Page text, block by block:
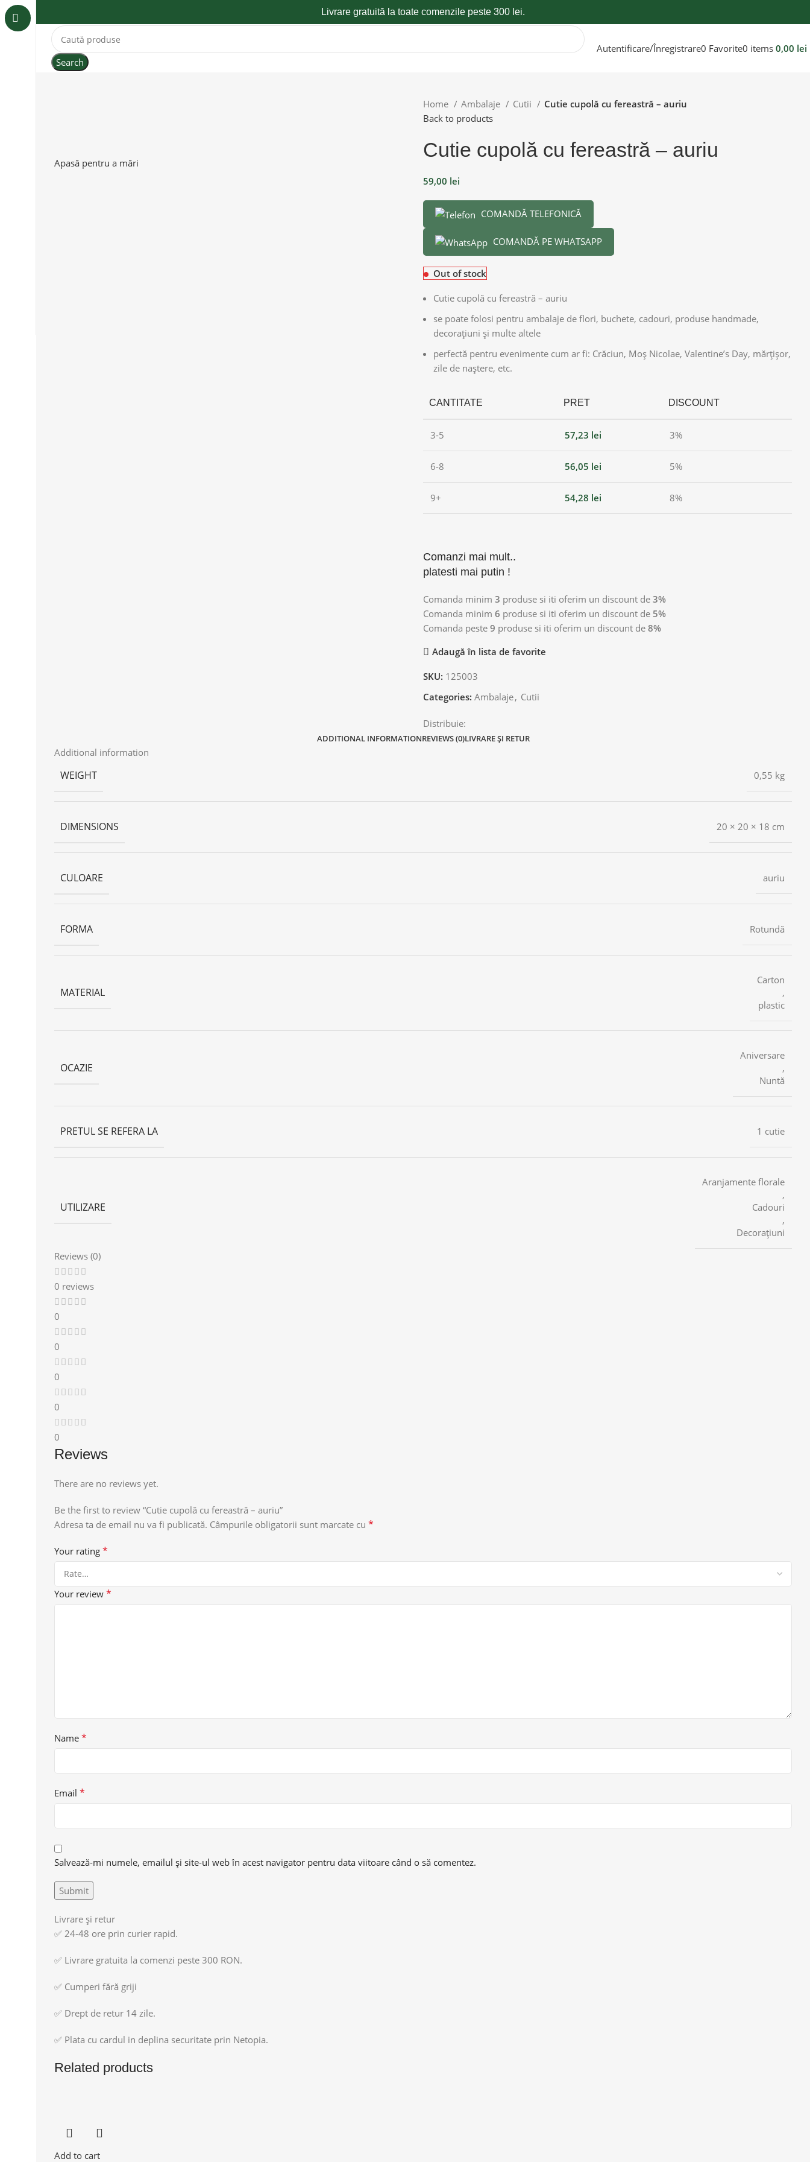
Livrare gratuită la toate comenzile peste 300 lei.
Search
Autentificare/Înregistrare0 Favorite0 items 0,00 lei
Apasă pentru a mări
Home Ambalaje Cutii
Cutie cupolă cu fereastră – auriu
Back to products
Cutie cupolă cu fereastră – auriu
59,00 lei
COMANDĂ TELEFONICĂ
COMANDĂ PE WHATSAPP
Out of stock
Cutie cupolă cu fereastră – auriu
se poate folosi pentru ambalaje de flori, buchete, cadouri, produse handmade,
decorațiuni și multe altele
perfectă pentru evenimente cum ar fi: Crăciun, Moș Nicolae, Valentine’s Day, mărțișor,
zile de naștere, etc.
CANTITATE PRET DISCOUNT
3-5 57,23 lei 3%
6-8 56,05 lei 5%
9+ 54,28 lei 8%
Comanzi mai mult..
platesti mai putin !
Comanda minim 3 produse si iti oferim un discount de 3%
Comanda minim 6 produse si iti oferim un discount de 5%
Comanda peste 9 produse si iti oferim un discount de 8%
Adaugă în lista de favorite
SKU: 125003
Categories: Ambalaje, Cutii
Distribuie:
ADDITIONAL INFORMATIONREVIEWS (0)LIVRARE ȘI RETUR
Additional information
WEIGHT 0,55 kg
DIMENSIONS 20 × 20 × 18 cm
CULOARE auriu
FORMA Rotundă
MATERIAL
Carton
,
plastic
OCAZIE
Aniversare
,
Nuntă
PRETUL SE REFERA LA 1 cutie
UTILIZARE
Aranjamente florale
,
Cadouri
,
Decorațiuni
Reviews (0)
0 reviews
0
0
0
0
0
Reviews
There are no reviews yet.
Be the first to review “Cutie cupolă cu fereastră – auriu”
Adresa ta de email nu va fi publicată. Câmpurile obligatorii sunt marcate cu *
Your rating *
Your review *
Name *
Email *
Salvează-mi numele, emailul și site-ul web în acest navigator pentru data viitoare când o să comentez.
Livrare și retur
✅ 24-48 ore prin curier rapid.
✅ Livrare gratuita la comenzi peste 300 RON.
✅ Cumperi fără griji
✅ Drept de retur 14 zile.
✅ Plata cu cardul in deplina securitate prin Netopia.
Related products
Add to cart